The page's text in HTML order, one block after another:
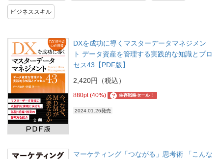
ビジネススキル
DXを成功に導くマスターデータマネジメン
ト データ資産を管理する実践的な知識とプロ
セス43【PDF版】
2,420円（税込）
880pt (40%) ? 生存戦略セール！
2024.01.26発売
マーケティング「つながる」思考術 「こんな